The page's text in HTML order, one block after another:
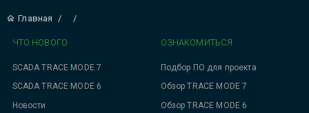
Главная / /
ЧТО НОВОГО
SCADA TRACE MODE 7
SCADA TRACE MODE 6
Новости
ОЗНАКОМИТЬСЯ
Подбор ПО для проекта
Обзор TRACE MODE 7
Обзор TRACE MODE 6